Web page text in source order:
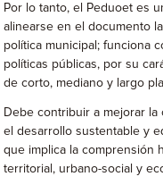
Por lo tanto, el Peduoet es
alinearse en el documento
política municipal; funciona
políticas públicas, por su
de corto, mediano y largo
Debe contribuir a mejorar
el desarrollo sustentable y
que implica la comprensión
territorial, urbano-social y